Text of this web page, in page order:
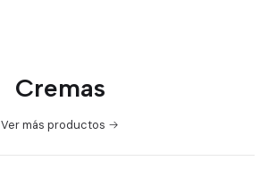
Cremas
Ver más productos